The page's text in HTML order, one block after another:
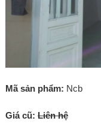
Mã sản phẩm: Ncb
Giá cũ: Liên hệ